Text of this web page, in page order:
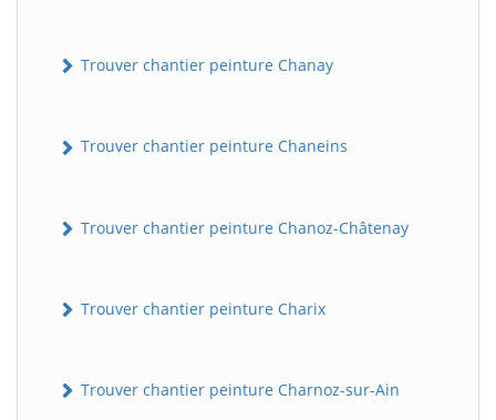
Trouver chantier peinture Chanay
Trouver chantier peinture Chaneins
Trouver chantier peinture Chanoz-Châtenay
Trouver chantier peinture Charix
Trouver chantier peinture Charnoz-sur-Ain